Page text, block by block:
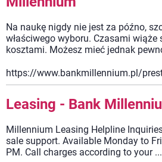
Na naukę nigdy nie jest za późno,
właściwego wyboru. Czasami wiąże
kosztami. Możesz mieć jednak
https://www.bankmillennium.pl/
Leasing - Bank
Millennium Leasing Helpline
sale support. Available Monday to
PM. Call charges according to your ...